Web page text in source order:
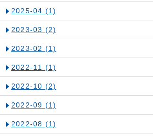
2025-04 (1)
2023-03 (2)
2023-02 (1)
2022-11 (1)
2022-10 (2)
2022-09 (1)
2022-08 (1)